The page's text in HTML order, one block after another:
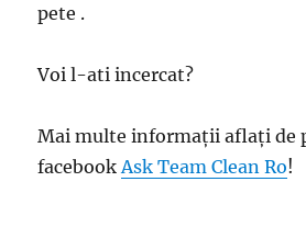
pete .
Voi l-ati incercat?
Mai multe informații aflați de
facebook Ask Team Clean Ro!